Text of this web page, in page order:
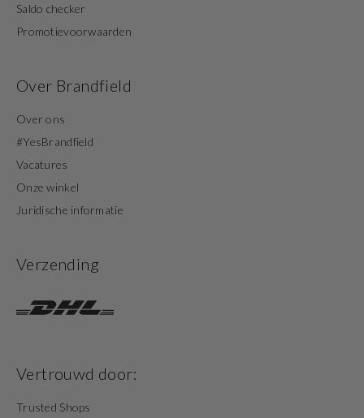
Saldo checker
Promotievoorwaarden
Over Brandfield
Over ons
#YesBrandfield
Vacatures
Onze winkel
Juridische informatie
Verzending
Vertrouwd door:
Trusted Shops